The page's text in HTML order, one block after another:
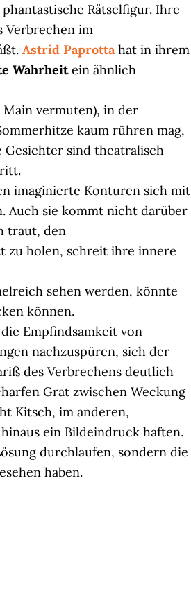
Rätselfigur. Ihre
Verbrechen im
Astrid Paprottahat in ihrem
Wahrheitein ähnlich
vermuten), in der
kaum rühren mag,
Gesichter sind theatralisch
imaginierte Konturen sich mit
Auch sie kommt nicht darüber
traut, den
zu holen, schreit ihre innere
sehen werden, könnte
können.
Empfindsamkeit von
nachzuspüren, sich der
des Verbrechens deutlich
Grat zwischen Weckung
Kitsch, im anderen,
ein Bildeindruck haften.
durchlaufen, sondern die
haben.